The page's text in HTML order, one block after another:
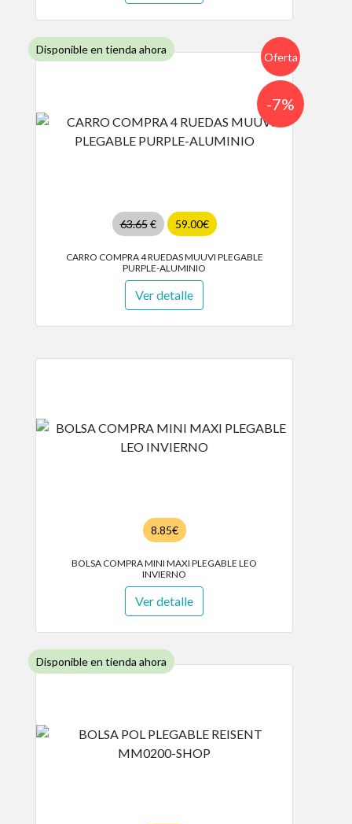
Disponible en tienda ahora
Oferta
63.65€ 59.00€
-7%
CARRO COMPRA 4 RUEDAS MUUVI PLEGABLE
PURPLE-ALUMINIO
Ver detalle
8.85€
BOLSA COMPRA MINI MAXI PLEGABLE LEO
INVIERNO
Ver detalle
Disponible en tienda ahora